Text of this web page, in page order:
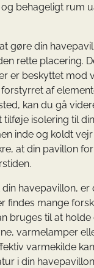
behageligt rum
gøre din
rette placering.
er beskyttet mod
af
kan du gå
tilføje isolering til
inde og koldt vejr
at din pavillon
havepavillon,
findes mange
bruges til at
varmelamper
varmekilde
i din